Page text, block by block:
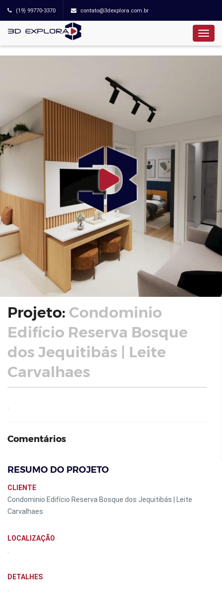
(19) 99770-3370 contato@3dexplora.com.br
Projeto: Condominio
Edifício Reserva Bosque
dos Jequitibás | Leite
Carvalhaes
Comentários
RESUMO DO PROJETO
CLIENTE
Condominio Edifício Reserva Bosque dos Jequitibás | Leite
Carvalhaes
LOCALIZAÇÃO
DETALHES